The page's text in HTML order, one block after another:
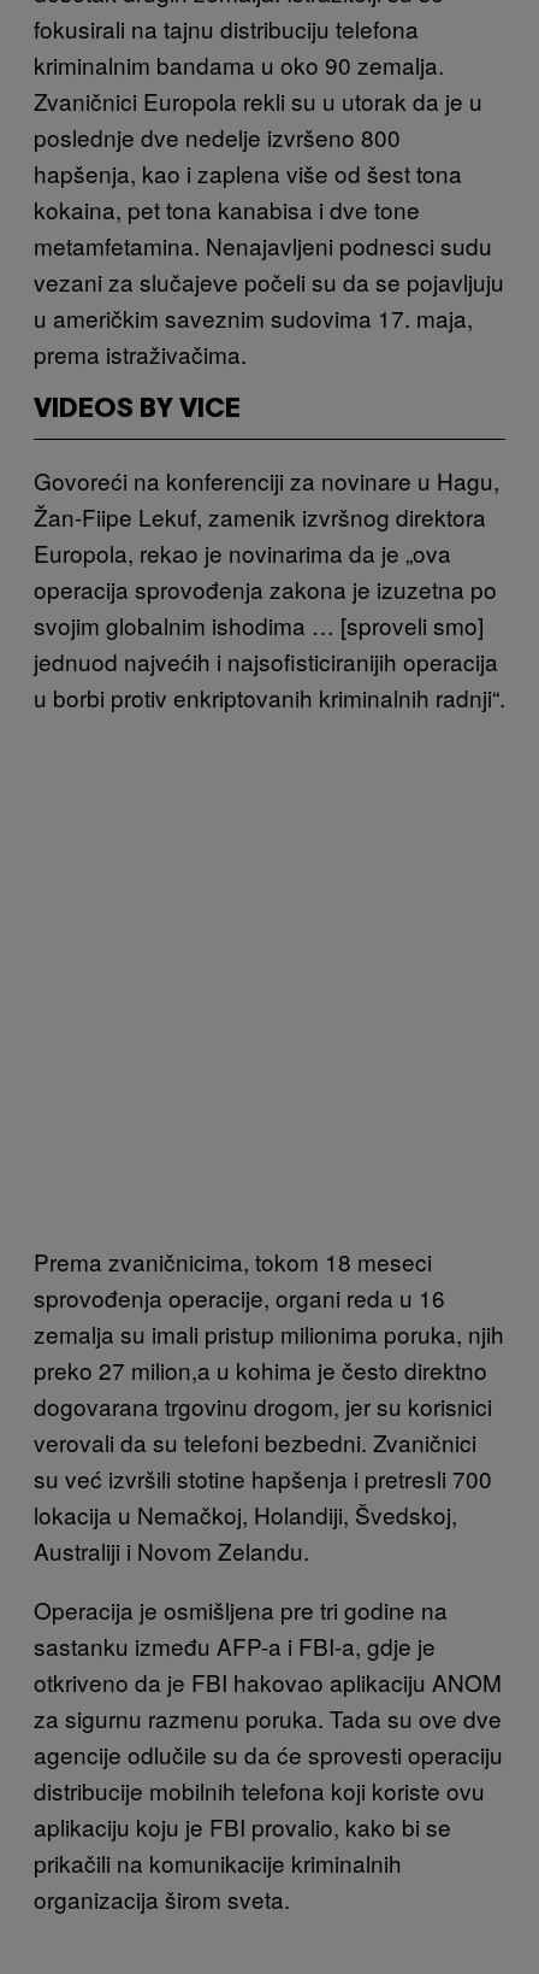
fokusirali na tajnu distribuciju telefona
kriminalnim bandama u oko 90 zemalja.
Zvaničnici Europola rekli su u utorak da je u
poslednje dve nedelje izvršeno 800
hapšenja, kao i zaplena više od šest tona
kokaina, pet tona kanabisa i dve tone
metamfetamina. Nenajavljeni podnesci sudu
vezani za slučajeve počeli su da se pojavljuju
u američkim saveznim sudovima 17. maja,
prema istraživačima.
VIDEOS BY VICE
Govoreći na konferenciji za novinare u Hagu,
Žan-Fiipe Lekuf, zamenik izvršnog direktora
Europola, rekao je novinarima da je „ova
operacija sprovođenja zakona je izuzetna po
svojim globalnim ishodima … [sproveli smo]
jednuod najvećih i najsofisticiranijih operacija
u borbi protiv enkriptovanih kriminalnih radnji“.
Prema zvaničnicima, tokom 18 meseci
sprovođenja operacije, organi reda u 16 ​​
zemalja su imali pristup milionima poruka, njih
preko 27 milion,a u kohima je često direktno
dogovarana trgovinu drogom, jer su korisnici
verovali da su telefoni bezbedni. Zvaničnici
su već izvršili stotine hapšenja i pretresli 700
lokacija u Nemačkoj, Holandiji, Švedskoj,
Australiji i Novom Zelandu.
Operacija je osmišljena pre tri godine na
sastanku između AFP-a i FBI-a, gdje je
otkriveno da je FBI hakovao aplikaciju ANOM
za sigurnu razmenu poruka. Tada su ove dve
agencije odlučile su da će sprovesti operaciju
distribucije mobilnih telefona koji koriste ovu
aplikaciju koju je FBI provalio, kako bi se
prikačili na komunikacije kriminalnih
organizacija širom sveta.